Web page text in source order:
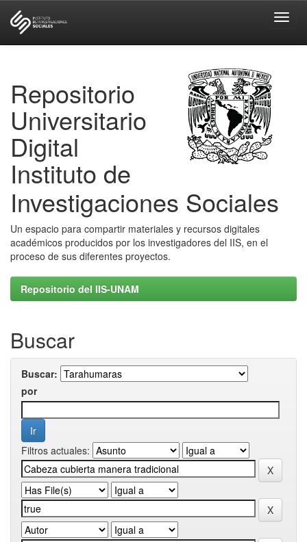
Repositorio
Universitario
Digital
Instituto de
Investigaciones Sociales
Un espacio para compartir materiales y recursos digitales
académicos producidos por los investigadores del IIS, en el
proceso de sus diferentes proyectos.
Repositorio del IIS-UNAM
Buscar
Buscar:
por
Filtros actuales: